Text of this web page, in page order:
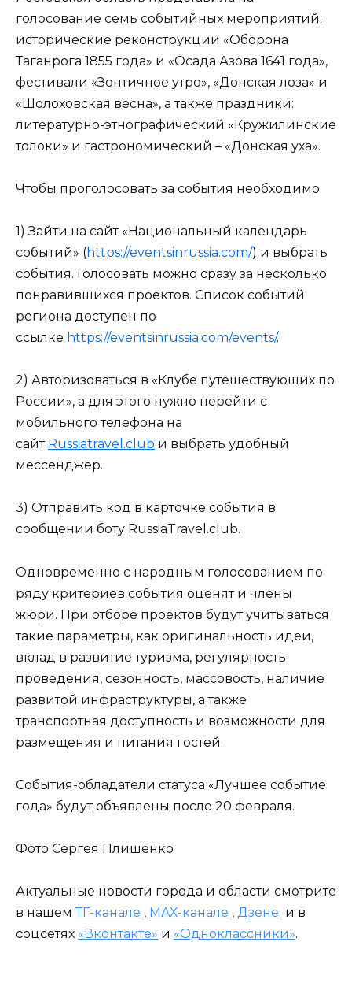
голосование семь событийных мероприятий:
исторические реконструкции «Оборона
Таганрога 1855 года» и «Осада Азова 1641 года»,
фестивали «Зонтичное утро», «Донская лоза» и
«Шолоховская весна», а также праздники:
литературно-этнографический «Кружилинские
толоки» и гастрономический – «Донская уха».
Чтобы проголосовать за события необходимо
1) Зайти на сайт «Национальный календарь
событий» (https://eventsinrussia.com/) и выбрать
события. Голосовать можно сразу за несколько
понравившихся проектов. Список событий
региона доступен по
ссылке https://eventsinrussia.com/events/.
2) Авторизоваться в «Клубе путешествующих по
России», а для этого нужно перейти с
мобильного телефона на
сайт Russiatravel.club и выбрать удобный
мессенджер.
3) Отправить код в карточке события в
сообщении боту RussiaTravel.club.
Одновременно с народным голосованием по
ряду критериев события оценят и члены
жюри. При отборе проектов будут учитываться
такие параметры, как оригинальность идеи,
вклад в развитие туризма, регулярность
проведения, сезонность, массовость, наличие
развитой инфраструктуры, а также
транспортная доступность и возможности для
размещения и питания гостей.
События-обладатели статуса «Лучшее событие
года» будут объявлены после 20 февраля.
Фото Сергея Плишенко
Актуальные новости города и области смотрите
в нашем ТГ-канале , МАХ-канале , Дзене и в
соцсетях «Вконтакте» и «Одноклассники».